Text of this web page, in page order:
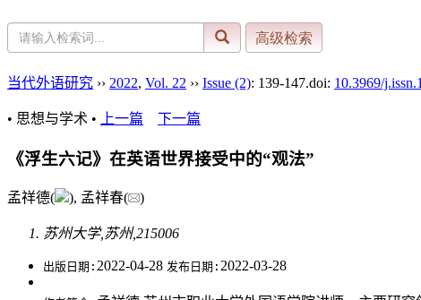
当代外语研究 ›› 2022, Vol. 22 ›› Issue (2): 139-147.doi: 10.3969/
• 思想与学术 • 上一篇 下一篇
《浮生六记》在英语世界接受中的“观法”
孟祥德( ), 孟祥春( )
苏州大学,苏州,215006
出版日期: 2022-04-28 发布日期: 2022-03-28